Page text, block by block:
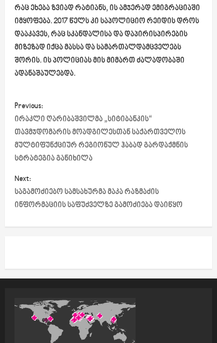
რაც ეხება ზვიად რატიანს, ის ამჯერად ემიგრაციაში
იმყოფება. 2017 წელს კი საპოლიციო რეიდის დროს
დააკავეს, რაც სკანდალისა და დაპირისპირების
მიზეზად იქცა მასსა და სამართალდამცველებს
შორის. ის პოლიციას მის მიმართ ძალადობაში
ადანაშაულებდა.
P
o
s
t
n
a
v
g
t
Previous:
ირაკლი ღარიბაშვილმა „სიტიბანკის“
თავმჯდომარის მოადგილესთან საქართველოს
მულტიფუნქციურ რეგიონულ ჰაბად გარდაქმნის
სტრატეგია განიხილა
Next:
საგამოძიებო სამსახურმა მაკა რაზმაძის
ინფორმაციის საფუძველზე გამოძიება დაიწყო